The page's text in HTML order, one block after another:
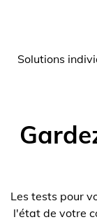
Solutions
Les tests pour
l'état de votre